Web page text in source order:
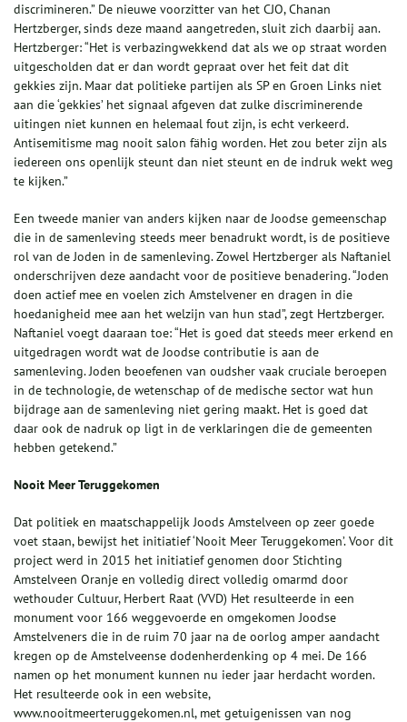
discrimineren.” De nieuwe voorzitter van het CJO, Chanan
Hertzberger, sinds deze maand aangetreden, sluit zich daarbij aan.
Hertzberger: “Het is verbazingwekkend dat als we op straat worden
uitgescholden dat er dan wordt gepraat over het feit dat dit
gekkies zijn. Maar dat politieke partijen als SP en Groen Links niet
aan die ‘gekkies’ het signaal afgeven dat zulke discriminerende
uitingen niet kunnen en helemaal fout zijn, is echt verkeerd.
Antisemitisme mag nooit salon fähig worden. Het zou beter zijn als
iedereen ons openlijk steunt dan niet steunt en de indruk wekt weg
te kijken.”
Een tweede manier van anders kijken naar de Joodse gemeenschap
die in de samenleving steeds meer benadrukt wordt, is de positieve
rol van de Joden in de samenleving. Zowel Hertzberger als Naftaniel
onderschrijven deze aandacht voor de positieve benadering. “Joden
doen actief mee en voelen zich Amstelvener en dragen in die
hoedanigheid mee aan het welzijn van hun stad”, zegt Hertzberger.
Naftaniel voegt daaraan toe: “Het is goed dat steeds meer erkend en
uitgedragen wordt wat de Joodse contributie is aan de
samenleving. Joden beoefenen van oudsher vaak cruciale beroepen
in de technologie, de wetenschap of de medische sector wat hun
bijdrage aan de samenleving niet gering maakt. Het is goed dat
daar ook de nadruk op ligt in de verklaringen die de gemeenten
hebben getekend.”
Nooit Meer Teruggekomen
Dat politiek en maatschappelijk Joods Amstelveen op zeer goede
voet staan, bewijst het initiatief ‘Nooit Meer Teruggekomen’. Voor dit
project werd in 2015 het initiatief genomen door Stichting
Amstelveen Oranje en volledig direct volledig omarmd door
wethouder Cultuur, Herbert Raat (VVD) Het resulteerde in een
monument voor 166 weggevoerde en omgekomen Joodse
Amstelveners die in de ruim 70 jaar na de oorlog amper aandacht
kregen op de Amstelveense dodenherdenking op 4 mei. De 166
namen op het monument kunnen nu ieder jaar herdacht worden.
Het resulteerde ook in een website,
www.nooitmeerteruggekomen.nl, met getuigenissen van nog